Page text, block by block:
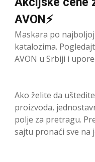
AVON⚡
Maskara po
katalozima.
AVON u Srbiji i
Ako želite da
proizvoda,
polje za pretragu.
sajtu pronaći sve na